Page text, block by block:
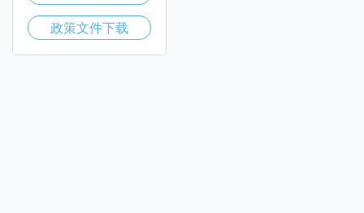
政策文件下载